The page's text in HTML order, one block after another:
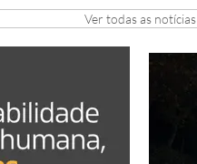
Ver todas as notícias